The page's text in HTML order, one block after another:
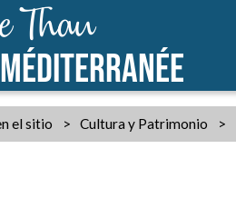
Thau
el sitio > Cultura y Patrimonio >